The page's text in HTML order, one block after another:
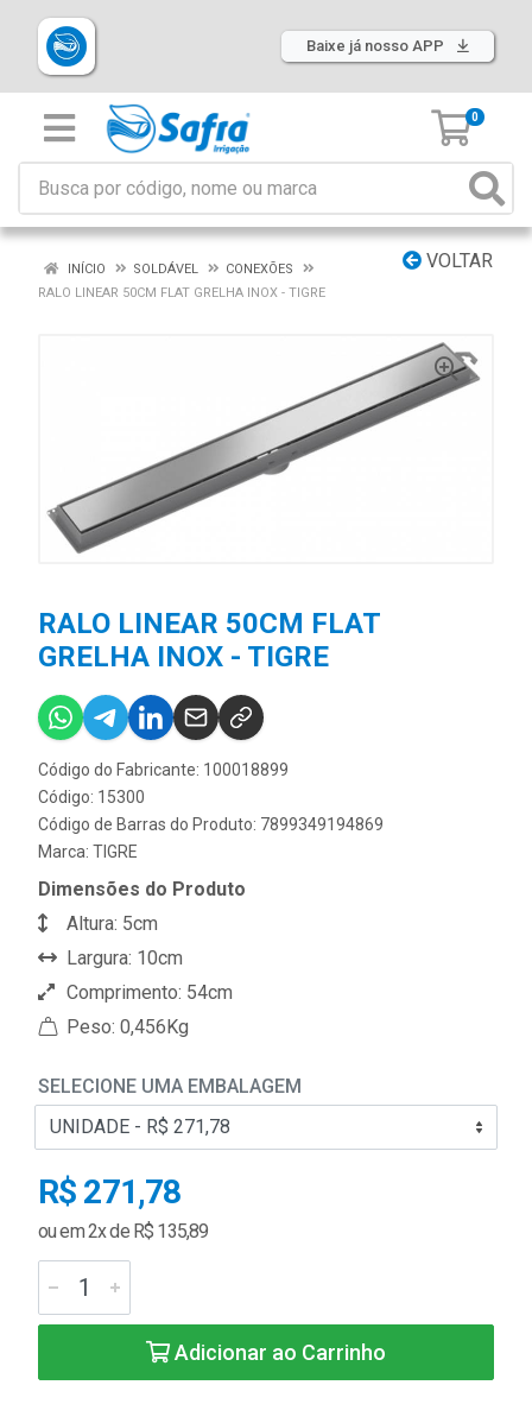
Baixe já nosso APP
0
VOLTAR
INÍCIO SOLDÁVEL
CONEXÕES
RALO LINEAR 50CM FLAT GRELHA INOX - TIGRE
RALO LINEAR 50CM FLAT
GRELHA INOX - TIGRE
Código do Fabricante: 100018899
Código: 15300
Código de Barras do Produto: 7899349194869
Marca: TIGRE
Dimensões do Produto
Altura: 5cm
Largura: 10cm
Comprimento: 54cm
Peso: 0,456Kg
SELECIONE UMA EMBALAGEM
R$ 271,78
ou em 2x de R$ 135,89
Adicionar ao Carrinho